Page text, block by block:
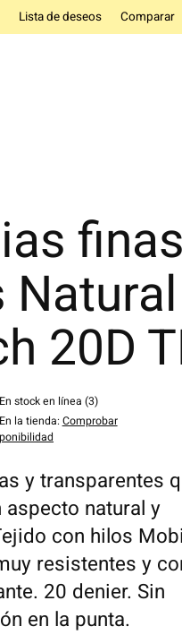
Lista de deseos Comparar
finas
Natural
20D
En stock en línea (3)
En la tienda: Comprobar
y transparentes
aspecto natural y
con hilos
resistentes y
20 denier. Sin
en la punta.